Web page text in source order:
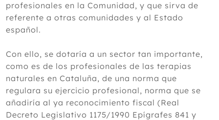
profesionales en la Comunidad, y que sirva de
referente a otras comunidades y al Estado
español.
Con ello, se dotaría a un sector tan importante,
como es de los profesionales de las terapias
naturales en Cataluña, de una norma que
regulara su ejercicio profesional, norma que se
añadiría al ya reconocimiento fiscal (Real
Decreto Legislativo 1175/1990 Epígrafes 841 y